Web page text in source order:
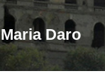
Maria Daro